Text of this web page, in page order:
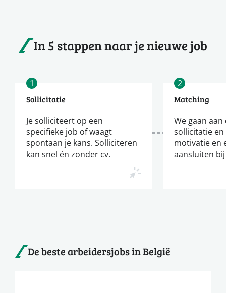
In 5 stappen naar je nieuwe job
1
Sollicitatie
Je solliciteert op een
specifieke job of waagt
spontaan je kans. Solliciteren
kan snel én zonder cv.
2
Matching
We gaan
sollicitatie
motivatie en
aansluiten
De beste arbeidersjobs in België